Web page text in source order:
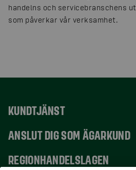
handelns och servicebranschens
som påverkar vår verksamhet.
KUNDTJÄNST
ANSLUT DIG SOM ÄGARKUND
REGIONHANDELSLAGEN